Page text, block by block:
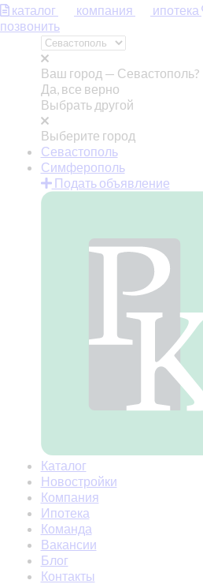
каталог компания ипотека
позвонить
Ваш город — Севастополь?
Да, все верно
Выбрать другой
Выберите город
Севастополь
Симферополь
Подать объявление
Каталог
Новостройки
Компания
Ипотека
Команда
Вакансии
Блог
Контакты